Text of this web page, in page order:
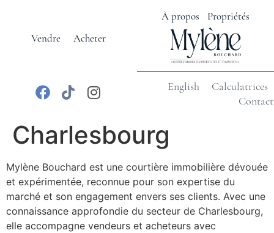
Vendre Acheter
À propos Propriétés
English
Calculatrices
Contact
Charlesbourg
Mylène Bouchard est une courtière immobilière dévouée
et expérimentée, reconnue pour son expertise du
marché et son engagement envers ses clients. Avec une
connaissance approfondie du secteur de Charlesbourg,
elle accompagne vendeurs et acheteurs avec